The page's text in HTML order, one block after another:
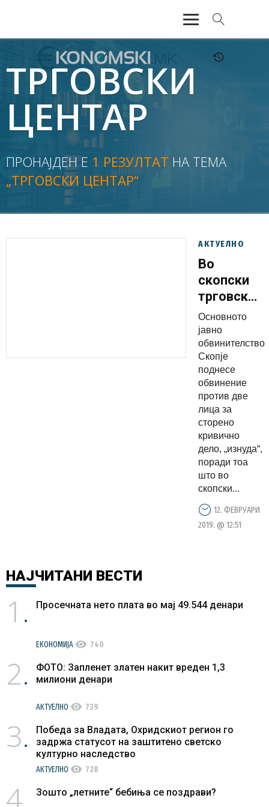
АКТУЕЛНО
ЕКОНОМИЈА
ФИНАНСИИ
БАНКАРСТВО
ЖИВОТ
МОЗАИК
ТРГОВСКИ
ЦЕНТАР
ПРОНАЈДЕН Е 1 РЕЗУЛТАТ НА ТЕМА
„ТРГОВСКИ ЦЕНТАР“
АКТУЕЛНО
Во
скопски
трговски
центар со
смртни
закани се
обиделе
од маж
да
изнудат
10 илјади
евра
Основното
јавно
обвинителство
Скопје
поднесе
обвинение
против две
лица за
сторено
кривично
дело, „изнуда“,
поради тоа
што во
скопски...
12. ФЕВРУАРИ
2019. @ 12:51
НАЈЧИТАНИ ВЕСТИ
1 Просечната нето плата во мај 49.544 денари
ЕКОНОМИЈА visibility 740
2
ФОТО: Запленет златен накит вреден 1,3
милиони денари
АКТУЕЛНО visibility 739
3
Победа за Владата, Охридскиот регион го
задржа статусот на заштитено светско
културно наследство
АКТУЕЛНО visibility 728
4 Зошто „летните“ бебиња се поздрави?